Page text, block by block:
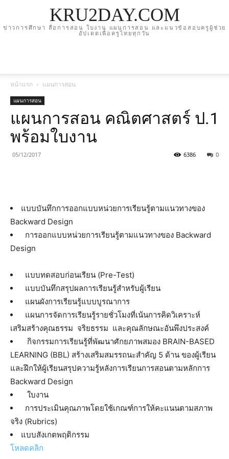
KRU2DAY.COM
ข่าวการศึกษา สื่อการสอน ใบงาน แผนการสอน และแนวข้อสอบครูผู้ช่วย
อัปเดตเพื่อครูไทยทุกวัน
หน้าแรก แผนการสอน
แผนการสอน
แผนการสอน คณิตศาสตร์ ป.1
พร้อมใบงาน
05/12/2017 0
6386
แบบบันทึกการออกแบบหน่วยการเรียนรู้ตามแนวทางของ
Backward Design
การออกแบบหน่วยการเรียนรู้ตามแนวทางของ Backward
Design
แบบทดสอบก่อนเรียน (Pre-Test)
แบบบันทึกสรุปผลการเรียนรู้สำหรับผู้เรียน
แผนผังการเรียนรู้แบบบูรณาการ
แผนการจัดการเรียนรู้รายชั่วโมงที่เน้นการคิดวิเคราะห์
เสริมสร้างคุณธรรม จริยธรรม และคุณลักษณะอันพึงประสงค์
กิจกรรมการเรียนรู้ที่พัฒนาศักยภาพสมอง BRAIN-BASED
LEARNING (BBL) สร้างเสริมสมรรถนะสำคัญ 5 ด้าน ของผู้เรียน
และฝึกให้ผู้เรียนสรุปความรู้หลังการเรียนการสอนตามหลักการ
Backward Design
ใบงาน
การประเมินคุณภาพโดยใช้เกณฑ์การให้คะแนนตามสภาพ
จริง (Rubrics)
แบบสังเกตพฤติกรรม
โหลดคลิก